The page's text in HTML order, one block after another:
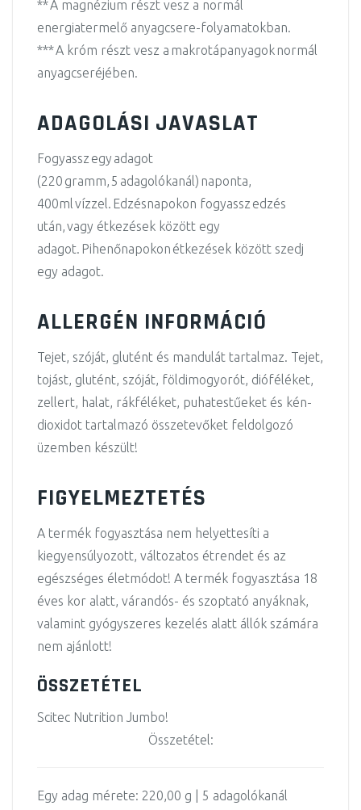
** A magnézium részt vesz a normál
energiatermelő anyagcsere-folyamatokban.
*** A króm részt vesz a makrotápanyagok normál
anyagcseréjében.
ADAGOLÁSI JAVASLAT
Fogyassz egy adagot
(220 gramm, 5 adagolókanál) naponta,
400ml vízzel. Edzésnapokon fogyassz edzés
után, vagy étkezések között egy
adagot. Pihenőnapokon étkezések között szedj
egy adagot.
ALLERGÉN INFORMÁCIÓ
Tejet, szóját, glutént és mandulát tartalmaz. Tejet,
tojást, glutént, szóját, földimogyorót, dióféléket,
zellert, halat, rákféléket, puhatestűeket és kén-
dioxidot tartalmazó összetevőket feldolgozó
üzemben készült!
FIGYELMEZTETÉS
A termék fogyasztása nem helyettesíti a
kiegyensúlyozott, változatos étrendet és az
egészséges életmódot! A termék fogyasztása 18
éves kor alatt, várandós- és szoptató anyáknak,
valamint gyógyszeres kezelés alatt állók számára
nem ajánlott!
ÖSSZETÉTEL
Scitec Nutrition Jumbo!
Összetétel:
Egy adag mérete: 220,00 g | 5 adagolókanál